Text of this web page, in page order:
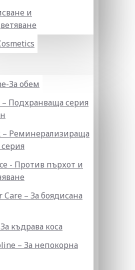
и
За обем
– Подхранваща серия
– Реминерализираща
- Против пърхот и
Care – За боядисана
къдрава коса
– За непокорна